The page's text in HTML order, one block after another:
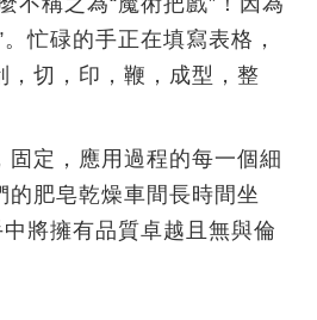
忙碌的手正在填寫表格，
，切，印，鞭，成型，整
固定，應用過程的每一個細
的肥皂乾燥車間長時間坐
將擁有品質卓越且無與倫